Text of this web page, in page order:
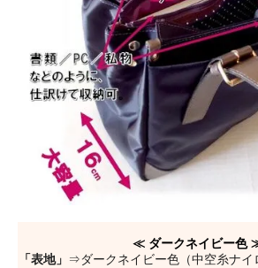
≪ ダークネイビー色
「表地」 ⇒ダークネイビー色（中空糸ナイ